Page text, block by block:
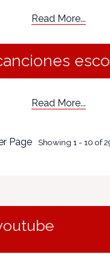
Read More...
Read More...
Page Showing 1 - 10 of